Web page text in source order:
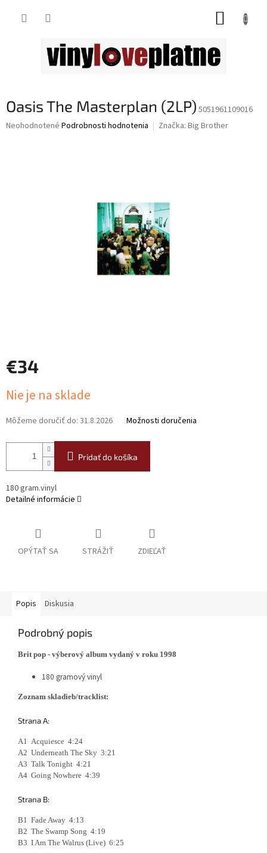
Oasis The Masterplan (2LP) 5051961109016
Priemerné
Neohodnotené Podrobnosti hodnotenia Značka: Big Brother
€34
cena:
Nie je na sklade
Môžeme doručiť do: 31.8.2026 Možnosti doručenia
Pridať do košíka
180 gram.vinyl
Detailné informácie
OPÝTAŤ SA STRÁŽIŤ ZDIEĽAŤ
Popis Diskusia
Podrobný popis
Brit pop - výberový album vydaný v roku 1998
180 gramový vinyl
Zoznam skladieb/tracklist:
Strana A:
A1 Acquiesce 4:24
A2 Underneath The Sky 3:21
A3 Talk Tonight 4:21
A4 Going Nowhere 4:39
Strana B:
B1 Fade Away 4:13
B2 The Swamp Song 4:19
B3 I Am The Walrus (Live) 6:25